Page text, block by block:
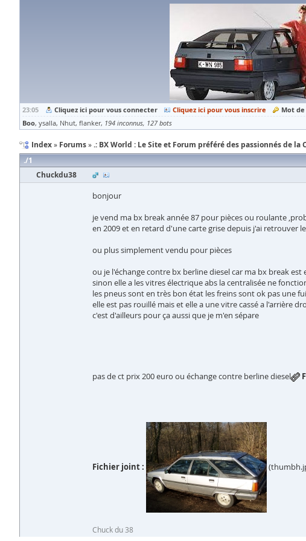
23:05 Cliquez ici pour vous connecter Cliquez ici pour vous inscrire
Mot de
Boo ysalla Nhut flanker 194 inconnus 127 bots
Index Forums .: BX World : Le Site et Forum préféré des passionnés de la
1
Chuckdu38
bonjour
je vend ma bx break année 87 pour pièces ou roulante
en 2009 et en retard d'une carte grise depuis j'ai
ou plus simplement vendu pour pièces
ou je l'échange contre bx berline diesel car ma bx break
sinon elle a les vitres électrique abs la centralisée ne
les pneus sont en très bon état les freins sont ok pas une
elle est pas rouillé mais et elle a une vitre cassé a l'arrière
c'est d'ailleurs pour ça aussi que je m'en sépare
pas de ct prix 200 euro ou échange contre berline diesel
Fichier joint :
Chuck du 38